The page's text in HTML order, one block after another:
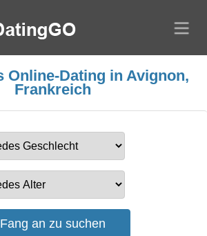
Online-Dating in Avignon,
Frankreich